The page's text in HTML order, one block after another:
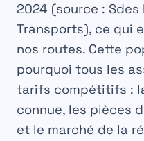
2024 (source :
Transports), ce qui
nos routes. Cette
pourquoi tous les
tarifs compétitifs :
connue, les pièces
et le marché de la